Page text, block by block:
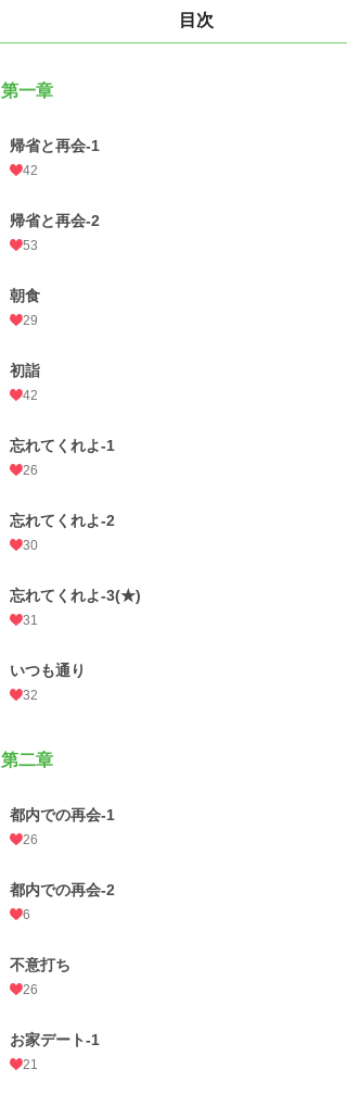
目次
第一章
帰省と再会-1
42
帰省と再会-2
53
朝食
29
初詣
42
忘れてくれよ-1
26
忘れてくれよ-2
30
忘れてくれよ-3(★)
31
いつも通り
32
第二章
都内での再会-1
26
都内での再会-2
6
不意打ち
26
お家デート-1
21